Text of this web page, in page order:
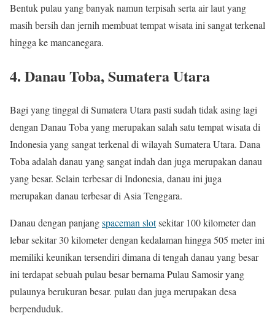
Bentuk pulau yang banyak namun terpisah serta air laut yang
masih bersih dan jernih membuat tempat wisata ini sangat terkenal
hingga ke mancanegara.
4. Danau Toba, Sumatera Utara
Bagi yang tinggal di Sumatera Utara pasti sudah tidak asing lagi
dengan Danau Toba yang merupakan salah satu tempat wisata di
Indonesia yang sangat terkenal di wilayah Sumatera Utara. Dana
Toba adalah danau yang sangat indah dan juga merupakan danau
yang besar. Selain terbesar di Indonesia, danau ini juga
merupakan danau terbesar di Asia Tenggara.
Danau dengan panjangspaceman slotsekitar 100 kilometer dan
lebar sekitar 30 kilometer dengan kedalaman hingga 505 meter ini
memiliki keunikan tersendiri dimana di tengah danau yang besar
ini terdapat sebuah pulau besar bernama Pulau Samosir yang
pulaunya berukuran besar. pulau dan juga merupakan desa
berpenduduk.